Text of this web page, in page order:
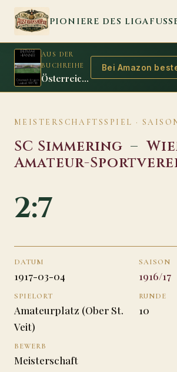
Zum Inhalt springen
PIONIERE DES
AUS DER
BUCHREIHE
Österreich Ungarn Fussball 1917/18
Bei Amazon
MEISTERSCHAFTSSPIEL ·
SC Simmering –
Amateur-
2:7
DATUM
1917-03-04
SAISON
1916/17
SPIELORT
Amateurplatz (Ober St.
Veit)
RUNDE
10
BEWERB
Meisterschaft